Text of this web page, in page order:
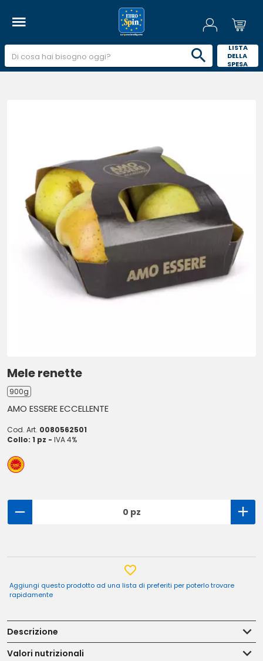
LISTA
DELLA
SPESA
Mele renette
900g
AMO ESSERE ECCELLENTE
Cod. Art. 0080562501
Collo: 1 pz - IVA 4%
0 pz
Aggiungi questo prodotto ad una lista di preferiti per poterlo trovare
rapidamente
Descrizione
Valori nutrizionali